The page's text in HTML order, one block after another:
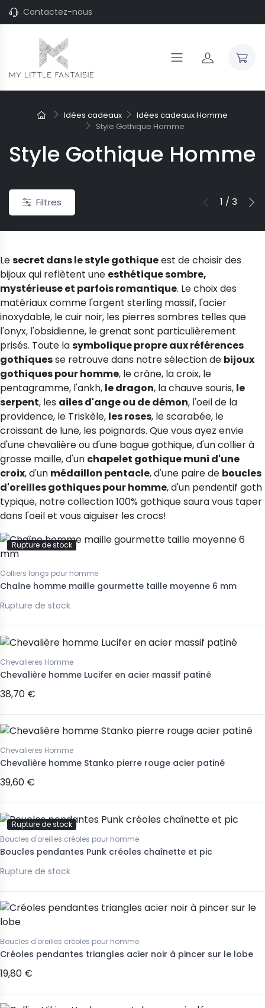
Contactez-nous
Idées cadeaux
Idées cadeaux Homme
Style Gothique Homme
Style Gothique Homme
du cou"
gouttes d'argent
-20%
Joncs pour enfant
Jonc argent Vangovango pour
Filtres 1 / 3
Lesecret dans le style gothiqueest de choisir des
bijoux qui reflètent une esthétique sombre,
mystérieuse et parfois romantique. Le choix des
matériaux comme l'argent sterling massif, l'acier
inoxydable, le cuir noir, les pierres sombres telles que
l'onyx, l'obsidienne, le grenat sont particulièrement
prisés. Toute lasymbolique propre aux références
gothiquesse retrouve dans notre sélection de bijoux
gothiques pour homme, le crâne, la croix, le
pentagramme, l'ankh, le dragon, la chauve souris, le
serpent, les ailes d'ange ou de démon, l'oeil de la
providence, le Triskèle, les roses, le scarabée, le
croissant de lune, les poignards. Que vous ayez envie
d'une chevalière ou d'une bague gothique, d'un collier à
grosse maille, d'un chapelet gothique muni d'une
croix, d'un médaillon pentacle, d'une paire de boucles
d'oreilles gothiques pour homme, d'un pendentif goth
typique, notre collection 100% gothique saura vous taper
dans l'oeil et vous aiguiser les crocs!
Rupture de stock
Colliers longs pour homme
Chaîne homme maille gourmette taille moyenne 6 mm
Rupture de stock
Chevalieres Homme
Chevalière homme Lucifer en acier massif patiné
38,70 €
Chevalieres Homme
Chevalière homme Stanko pierre rouge acier patiné
39,60 €
Rupture de stock
Boucles d'oreilles créoles pour homme
Boucles pendantes Punk créoles chaînette et pic
Rupture de stock
Boucles d'oreilles créoles pour homme
Créoles pendantes triangles acier noir à pincer sur le lobe
19,80 €